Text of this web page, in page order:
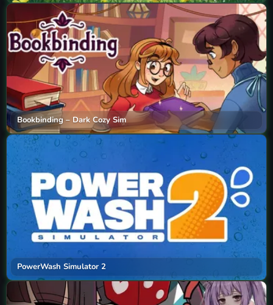
Bookbinding – Dark Cozy Sim
PowerWash Simulator 2